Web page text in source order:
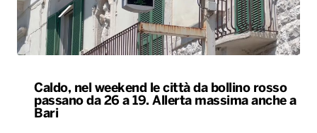
Caldo, nel weekend le città da bollino rosso
passano da 26 a 19. Allerta massima anche a
Bari